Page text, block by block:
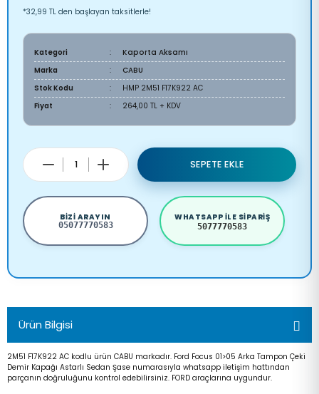
*32,99 TL den başlayan taksitlerle!
Kategori
Kaporta Aksamı
Marka
CABU
Stok Kodu
HMP 2M51 F17K922 AC
Fiyat
264,00 TL + KDV
SEPETE EKLE
BIZI ARAYIN
05077770583
WHATSAPP ILE SIPARIŞ
5077770583
Ürün Bilgisi
2M51 F17K922 AC kodlu ürün CABU markadır. Ford Focus 01>05 Arka Tampon Çeki
Demir Kapağı Astarlı Sedan Şase numarasıyla whatsapp iletişim hattından
parçanın doğruluğunu kontrol edebilirsiniz. FORD araçlarına uygundur.